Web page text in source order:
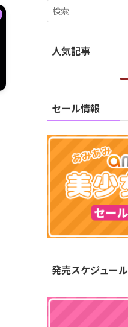
人気記事
セール情報
発売スケジュール